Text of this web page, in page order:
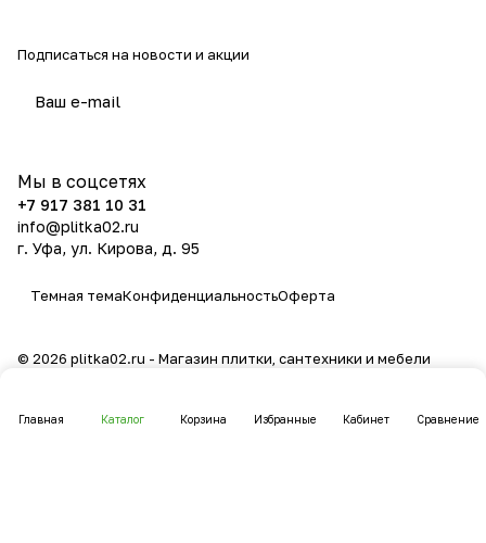
Главная Каталог Корзина Избранные Кабинет Сравнение
Подписаться на новости и акции
Мы в соцсетях
+7 917 381 10 31
info@plitka02.ru
г. Уфа, ул. Кирова, д. 95
Темная темаКонфиденциальностьОферта
© 2026 plitka02.ru - Магазин плитки, сантехники и мебели